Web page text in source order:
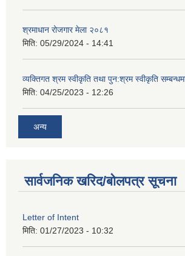
श्रमाधान रोजगार मेला २०८१
मिति: 05/29/2024 - 14:41
व्यक्तिगत श्रम स्वीकृति तथा पुन:श्रम स्वीकृति
मिति: 04/25/2023 - 12:26
अन्य
सार्वजनिक खरिद/बोलपत्र सूचना
Letter of Intent
मिति: 01/27/2023 - 10:32